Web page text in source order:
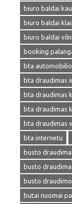
biuro baldai
biuro baldai
biuro baldai
booking
bta
bta draudimas
bta draudimas
bta draudimas
bta draudimas
bta internetu
busto
busto
busto
butai nuomai